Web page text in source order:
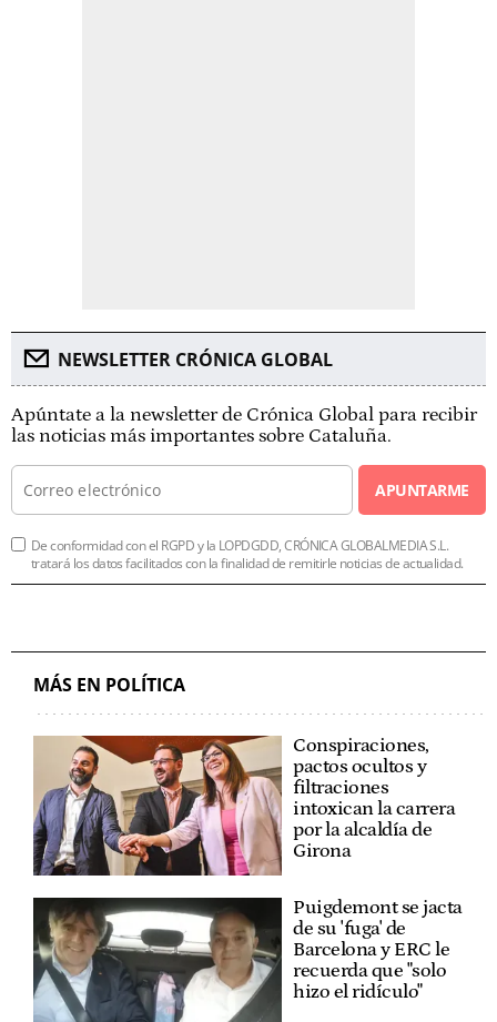
NEWSLETTER CRÓNICA GLOBAL
Apúntate a la newsletter de Crónica Global para recibir
las noticias más importantes sobre Cataluña.
APUNTARME
De conformidad con el RGPD y la LOPDGDD, CRÓNICA GLOBALMEDIA S.L.
tratará los datos facilitados con la finalidad de remitirle noticias de actualidad.
MÁS EN POLÍTICA
Conspiraciones,
pactos ocultos y
filtraciones
intoxican la carrera
por la alcaldía de
Girona
Puigdemont se jacta
de su 'fuga' de
Barcelona y ERC le
recuerda que "solo
hizo el ridículo"